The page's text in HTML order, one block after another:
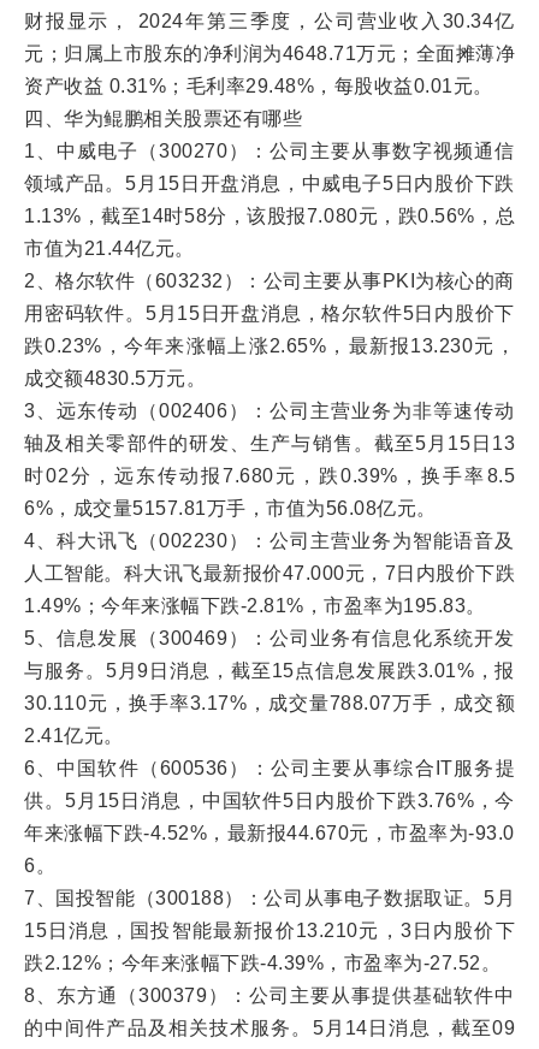
财报显示， 2024年第三季度，公司营业收入30.34亿
元；归属上市股东的净利润为4648.71万元；全面摊薄净
资产收益 0.31%；毛利率29.48%，每股收益0.01元。
四、华为鲲鹏相关股票还有哪些
1、中威电子（300270）：公司主要从事数字视频通信
领域产品。5月15日开盘消息，中威电子5日内股价下跌
1.13%，截至14时58分，该股报7.080元，跌0.56%，总
市值为21.44亿元。
2、格尔软件（603232）：公司主要从事PKI为核心的商
用密码软件。5月15日开盘消息，格尔软件5日内股价下
跌0.23%，今年来涨幅上涨2.65%，最新报13.230元，
成交额4830.5万元。
3、远东传动（002406）：公司主营业务为非等速传动
轴及相关零部件的研发、生产与销售。截至5月15日13
时02分，远东传动报7.680元，跌0.39%，换手率8.5
6%，成交量5157.81万手，市值为56.08亿元。
4、科大讯飞（002230）：公司主营业务为智能语音及
人工智能。科大讯飞最新报价47.000元，7日内股价下跌
1.49%；今年来涨幅下跌-2.81%，市盈率为195.83。
5、信息发展（300469）：公司业务有信息化系统开发
与服务。5月9日消息，截至15点信息发展跌3.01%，报
30.110元，换手率3.17%，成交量788.07万手，成交额
2.41亿元。
6、中国软件（600536）：公司主要从事综合IT服务提
供。5月15日消息，中国软件5日内股价下跌3.76%，今
年来涨幅下跌-4.52%，最新报44.670元，市盈率为-93.0
6。
7、国投智能（300188）：公司从事电子数据取证。5月
15日消息，国投智能最新报价13.210元，3日内股价下
跌2.12%；今年来涨幅下跌-4.39%，市盈率为-27.52。
8、东方通（300379）：公司主要从事提供基础软件中
的中间件产品及相关技术服务。5月14日消息，截至09